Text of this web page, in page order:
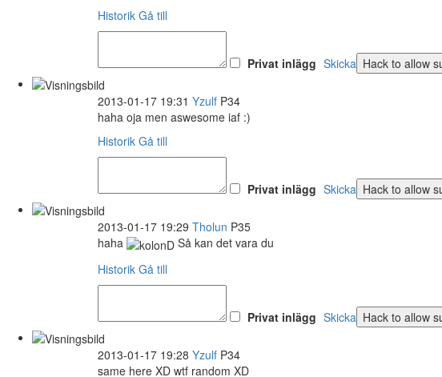
Historik Gå till
Privat inlägg Skicka
2013-01-17 19:31 Yzulf P34
haha oja men aswesome iaf :)
Historik Gå till
Privat inlägg Skicka
2013-01-17 19:29 Tholun P35
haha
Så kan det vara du
Historik Gå till
Privat inlägg Skicka
2013-01-17 19:28 Yzulf P34
same here XD wtf random XD